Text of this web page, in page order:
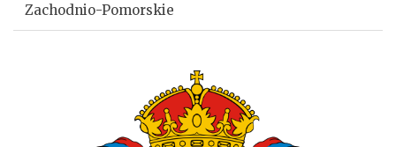
Zachodnio-Pomorskie